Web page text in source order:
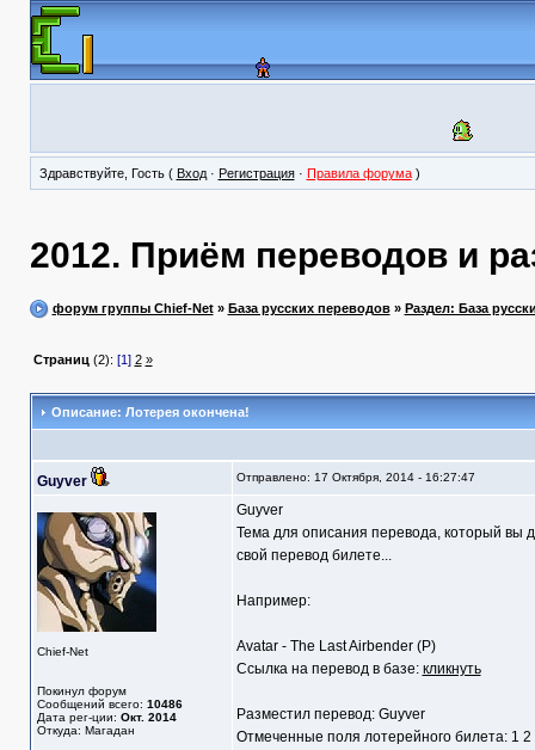
Здравствуйте, Гость ( Вход· Регистрация· Правила форума)
2012. Приём переводов и
форум группы Chief-Net» База русских переводов» Раздел: База
Страниц (2): [1] 2 »
Описание: Лотерея окончена!
Guyver Отправлено: 17 Октября, 2014 - 16:27:47
Chief-Net
Покинул форум
Сообщений всего: 10486
Дата рег-ции: Окт. 2014
Откуда: Магадан
Guyver
Тема для описания перевода, который вы
свой перевод билете...
Например:
Avatar - The Last Airbender (P)
Ссылка на перевод в базе: кликнуть
Разместил перевод: Guyver
Отмеченные поля лотерейного билета: 1 2